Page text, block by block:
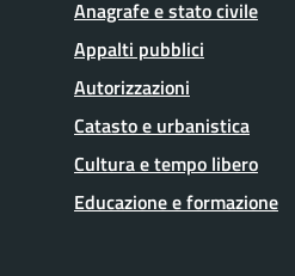
Anagrafe e stato civile
Appalti pubblici
Autorizzazioni
Catasto e urbanistica
Cultura e tempo libero
Educazione e formazione